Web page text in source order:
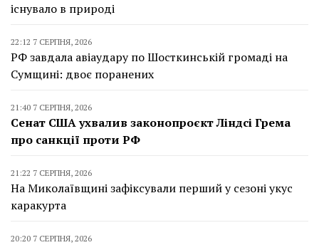
існувало в природі
22:12 7 СЕРПНЯ, 2026
РФ завдала авіаудару по Шосткинській громаді на
Сумщині: двоє поранених
21:40 7 СЕРПНЯ, 2026
Сенат США ухвалив законопроєкт Ліндсі Грема
про санкції проти РФ
21:22 7 СЕРПНЯ, 2026
На Миколаївщині зафіксували перший у сезоні укус
каракурта
20:20 7 СЕРПНЯ, 2026